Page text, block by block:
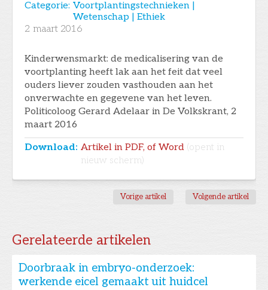
Categorie: Voortplantingstechnieken |
Wetenschap | Ethiek
2 maart 2016
Kinderwensmarkt: de medicalisering van de
voortplanting heeft lak aan het feit dat veel
ouders liever zouden vasthouden aan het
onverwachte en gegevene van het leven.
Politicoloog Gerard Adelaar in De Volkskrant, 2
maart 2016
Download: Artikel in PDF, of Word (opent in
nieuw scherm)
Vorige artikel Volgende artikel
Gerelateerde artikelen
Doorbraak in embryo-onderzoek:
werkende eicel gemaakt uit huidcel